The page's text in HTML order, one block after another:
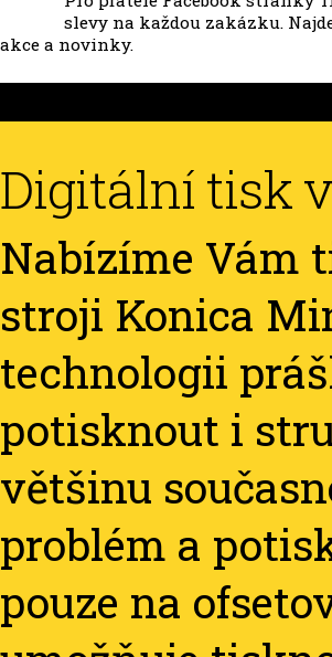
slevy na každou zakázku.
akce a novinky.
Digitální tisk
Nabízíme Vám
stroji Konica
technologii
potisknout i
většinu
problém a
pouze na